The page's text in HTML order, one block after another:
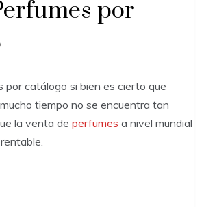
por
por catálogo si bien es cierto que
tiempo no se encuentra tan
la venta de perfumes a nivel mundial